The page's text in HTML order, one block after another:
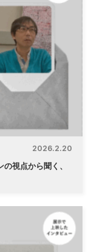
2026.2.20
視点から聞く、